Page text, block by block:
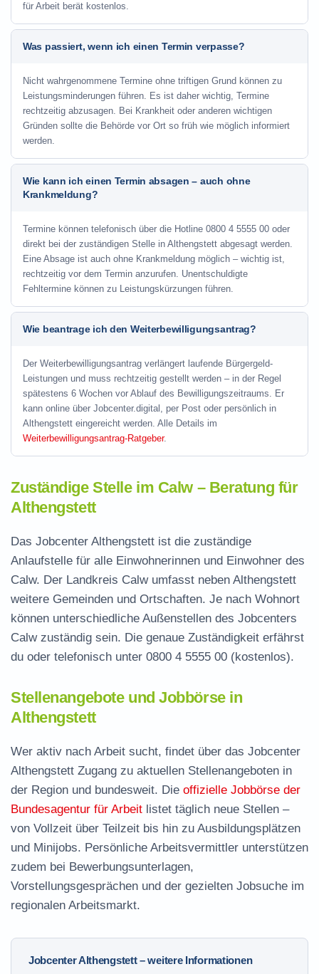
für Arbeit berät kostenlos.
Was passiert, wenn ich einen Termin verpasse?
Nicht wahrgenommene Termine ohne triftigen Grund können zu
Leistungsminderungen führen. Es ist daher wichtig, Termine
rechtzeitig abzusagen. Bei Krankheit oder anderen wichtigen
Gründen sollte die Behörde vor Ort so früh wie möglich informiert
werden.
Wie kann ich einen Termin absagen – auch ohne
Krankmeldung?
Termine können telefonisch über die Hotline 0800 4 5555 00 oder
direkt bei der zuständigen Stelle in Althengstett abgesagt werden.
Eine Absage ist auch ohne Krankmeldung möglich – wichtig ist,
rechtzeitig vor dem Termin anzurufen. Unentschuldigte
Fehltermine können zu Leistungskürzungen führen.
Wie beantrage ich den Weiterbewilligungsantrag?
Der Weiterbewilligungsantrag verlängert laufende Bürgergeld-
Leistungen und muss rechtzeitig gestellt werden – in der Regel
spätestens 6 Wochen vor Ablauf des Bewilligungszeitraums. Er
kann online über Jobcenter.digital, per Post oder persönlich in
Althengstett eingereicht werden. Alle Details im
Weiterbewilligungsantrag-Ratgeber.
Zuständige Stelle im Calw – Beratung für
Althengstett
Das Jobcenter Althengstett ist die zuständige
Anlaufstelle für alle Einwohnerinnen und Einwohner des
Calw. Der Landkreis Calw umfasst neben Althengstett
weitere Gemeinden und Ortschaften. Je nach Wohnort
können unterschiedliche Außenstellen des Jobcenters
Calw zuständig sein. Die genaue Zuständigkeit erfährst
du oder telefonisch unter 0800 4 5555 00 (kostenlos).
Stellenangebote und Jobbörse in
Althengstett
Wer aktiv nach Arbeit sucht, findet über das Jobcenter
Althengstett Zugang zu aktuellen Stellenangeboten in
der Region und bundesweit. Die offizielle Jobbörse der
Bundesagentur für Arbeit listet täglich neue Stellen –
von Vollzeit über Teilzeit bis hin zu Ausbildungsplätzen
und Minijobs. Persönliche Arbeitsvermittler unterstützen
zudem bei Bewerbungsunterlagen,
Vorstellungsgesprächen und der gezielten Jobsuche im
regionalen Arbeitsmarkt.
Jobcenter Althengstett – weitere Informationen